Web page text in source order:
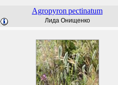
Agropyron pectinatum
Лида Онищенко